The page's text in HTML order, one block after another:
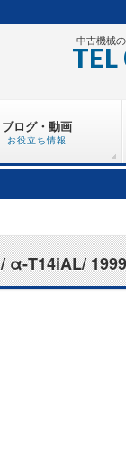
中古機械
ブログ・動画
お役立ち情報
α-T14iAL/ 1999